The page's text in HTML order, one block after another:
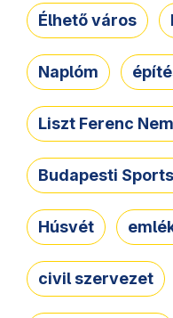
Élhető város
Naplóm
Liszt Ferenc
Budapesti
Húsvét
civil szervezet